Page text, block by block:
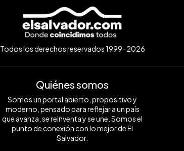
Todos los derechos reservados 1999-2026
Quiénes somos
Somos un portal abierto, propositivo y
moderno, pensado para reflejar a un país
que avanza, se reinventa y se une. Somos el
punto de conexión con lo mejor de El
Salvador.